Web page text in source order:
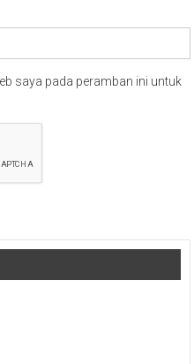
saya pada peramban ini untuk